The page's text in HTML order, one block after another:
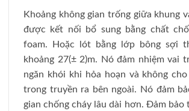
Khoảng không gian trống giữa khung
được kết nối bổ sung bằng chất
foam. Hoặc lót bằng lớp bông sợi
khoảng 27(± 2)m. Nó đảm nhiệm vai
ngăn khói khi hỏa hoạn và không
trong truyền ra bên ngoài. Nó đảm
gian chống cháy lâu dài hơn. Đảm bảo